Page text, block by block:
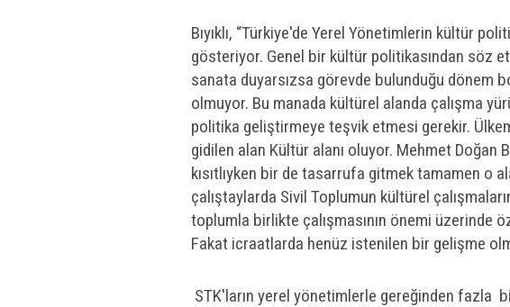
Bıyıklı, “Türkiye'de Yerel Yönetimlerin kültür
gösteriyor. Genel bir kültür politikasından söz
sanata duyarsızsa görevde bulunduğu dönem
olmuyor. Bu manada kültürel alanda çalışma
politika geliştirmeye teşvik etmesi gerekir.
gidilen alan Kültür alanı oluyor. Mehmet
kısıtlıyken bir de tasarrufa gitmek tamamen o
çalıştaylarda Sivil Toplumun kültürel
toplumla birlikte çalışmasının önemi üzerinde
Fakat icraatlarda henüz istenilen bir gelişme
STK'ların yerel yönetimlerle gereğinden fazla